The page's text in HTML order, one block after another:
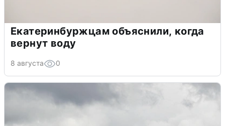
Екатеринбуржцам объяснили, когда
вернут воду
8 августа 0